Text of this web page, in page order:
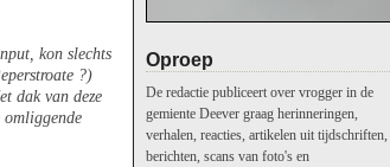
kon slechts
?)
dak van deze
omliggende
Oproep
De redactie publiceert over vrogger in de
gemiente Deever graag herinneringen,
verhalen, reacties, artikelen uit tijdschriften,
berichten, scans van foto's en